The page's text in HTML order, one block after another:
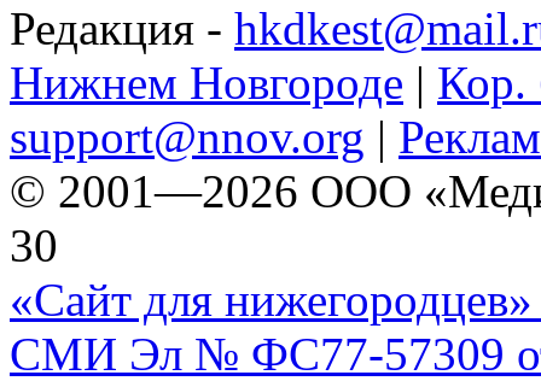
Редакция -
Нижнем Новгороде | Кор.
support@nnov.org |
© 2001—2026 ООО
30
«Сайт для нижегородцев»
СМИ Эл № ФС77-57309